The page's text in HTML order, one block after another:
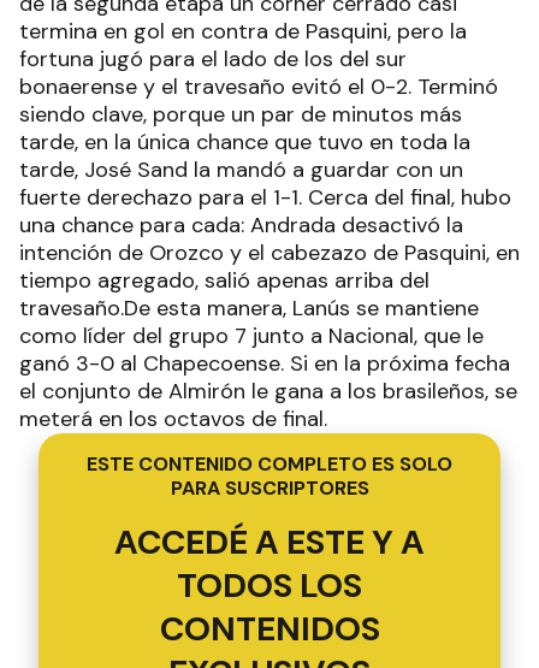
termina en gol en contra de Pasquini, pero la
fortuna jugó para el lado de los del sur
bonaerense y el travesaño evitó el 0-2. Terminó
siendo clave, porque un par de minutos más
tarde, en la única chance que tuvo en toda la
tarde, José Sand la mandó a guardar con un
fuerte derechazo para el 1-1. Cerca del final, hubo
una chance para cada: Andrada desactivó la
intención de Orozco y el cabezazo de Pasquini, en
tiempo agregado, salió apenas arriba del
travesaño.De esta manera, Lanús se mantiene
como líder del grupo 7 junto a Nacional, que le
ganó 3-0 al Chapecoense. Si en la próxima fecha
el conjunto de Almirón le gana a los brasileños, se
meterá en los octavos de final.
ESTE CONTENIDO COMPLETO ES SOLO
PARA SUSCRIPTORES
ACCEDÉ A ESTE Y A
TODOS LOS
CONTENIDOS